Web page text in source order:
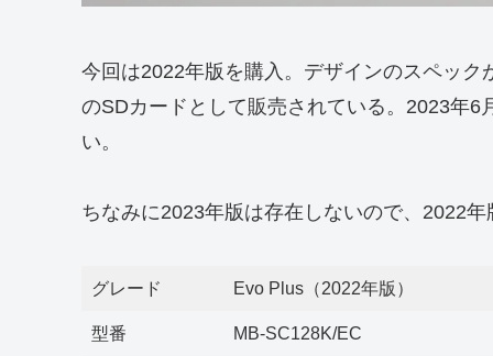
今回は2022年版を購入。デザインのスペッ
のSDカードとして販売されている。2023年
い。
ちなみに2023年版は存在しないので、2022
グレード Evo Plus（2022年版）
型番 MB-SC128K/EC